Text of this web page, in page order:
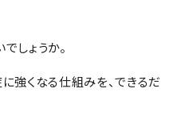
しょうか。
強くなる仕組みを、できるだ